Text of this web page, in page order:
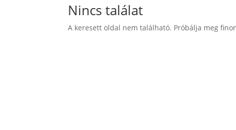
Nincs találat
A keresett oldal nem található. Próbálja meg